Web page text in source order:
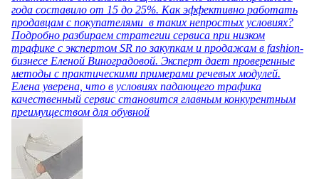
года составило от 15 до 25%. Как эффективно работать
продавцам с покупателями в таких непростых условиях?
Подробно разбираем стратегии сервиса при низком
трафике с экспертом SR по закупкам и продажам в fashion-
бизнесе Еленой Виноградовой. Эксперт дает проверенные
методы с практическими примерами речевых модулей.
Елена уверена, что в условиях падающего трафика
качественный сервис становится главным конкурентным
преимуществом для обувной